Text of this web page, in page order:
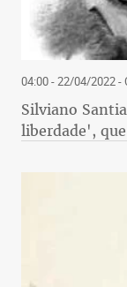
04:00 - 22/04/2022-
Silviano
liberdade',